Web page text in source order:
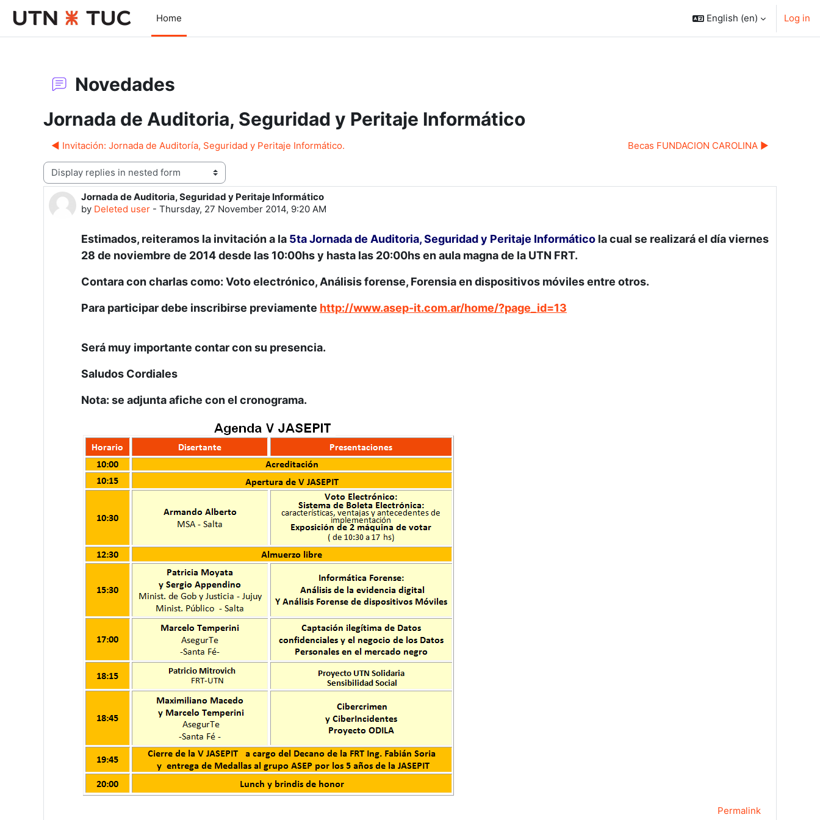
Home
English ‎(en)‎ Log in
Novedades
Jornada de Auditoria, Seguridad y Peritaje Informático
◀︎ Invitación: Jornada de Auditoría, Seguridad y Peritaje Informático.
Becas FUNDACION CAROLINA ▶︎
Display mode
Jornada de Auditoria, Seguridad y Peritaje Informático
by Deleted user - Thursday, 27 November 2014, 9:20 AM
Number of replies: 0
Estimados, reiteramos la invitación a la 5taJornada de Auditoria, Seguridad y Peritaje Informático la cual se realizará el día viernes
28 de noviembre de 2014 desde las 10:00hs y hasta las 20:00hs en aula magna de la UTN FRT.
Contara con charlas como: Voto electrónico, Análisis forense, Forensia en dispositivos móviles entre otros.
Para participar debe inscribirse previamente http://www.asep-it.com.ar/home/?page_id=13
Será muy importante contar con su presencia.
Saludos Cordiales
Nota: se adjunta afiche con el cronograma.
Permalink